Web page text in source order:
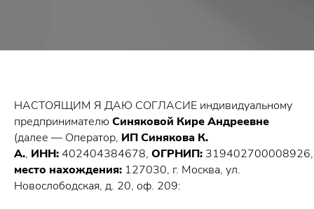
НАСТОЯЩИМ Я ДАЮ СОГЛАСИЕ индивидуальному
предпринимателю Синяковой Кире Андреевне
(далее — Оператор, ИП Синякова К.
А., ИНН: 402404384678, ОГРНИП: 319402700008926,
место нахождения: 127030, г. Москва, ул.
Новослободская, д. 20, оф. 209: